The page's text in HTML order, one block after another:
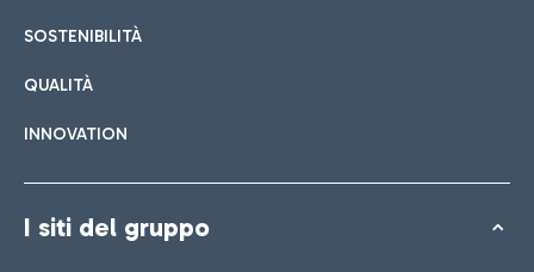
SOSTENIBILITÀ
QUALITÀ
INNOVATION
I siti del gruppo